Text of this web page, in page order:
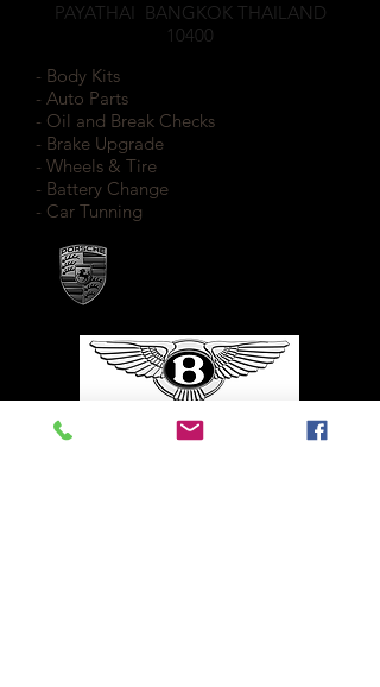
PAYATHAI BANGKOK THAILAND
10400
- Body Kits
- Auto Parts
- Oil and Break Checks
- Brake Upgrade
- Wheels & Tire
- Battery Change
- Car Tunning